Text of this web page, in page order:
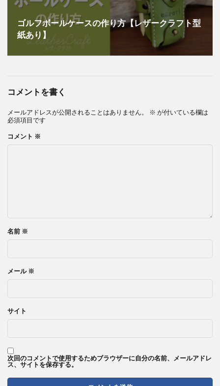
ゴルフボールケースの作り方【レザークラフト型
紙あり】
コメントを書く
メールアドレスが公開されることはありません。 ※ が付いている欄は
必須項目です
コメント ※
名前 ※
メール ※
サイト
次回のコメントで使用するためブラウザーに自分の名前、メールアドレ
ス、サイトを保存する。